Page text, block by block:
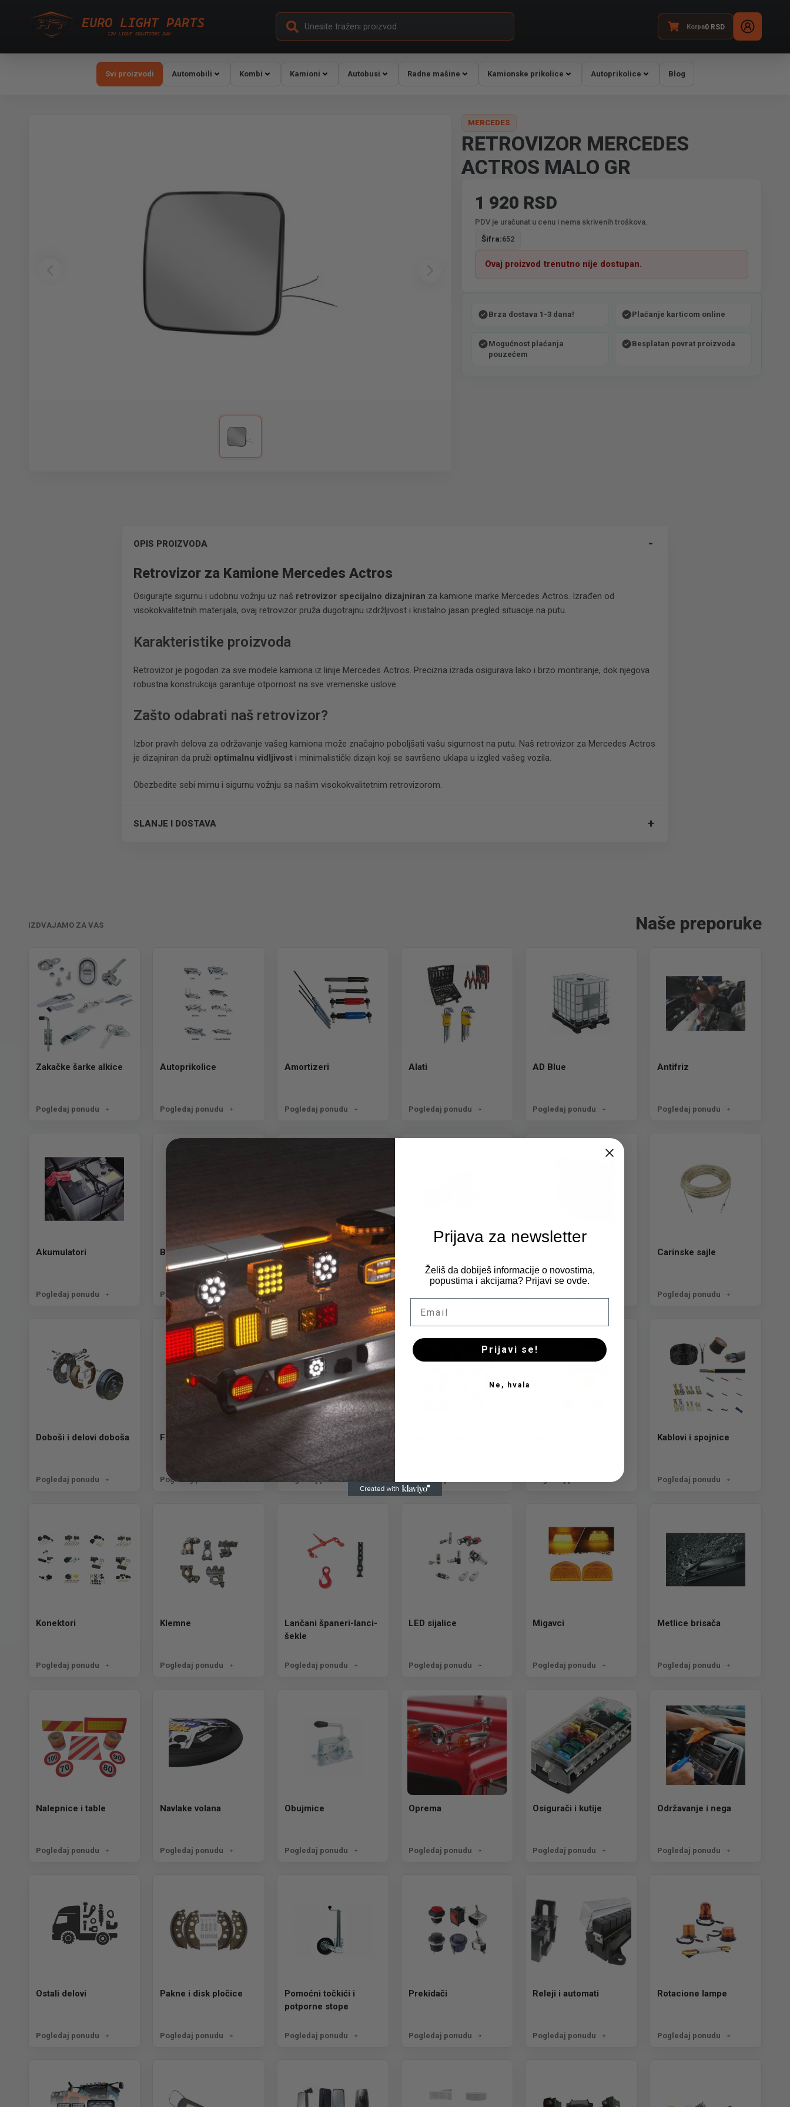
Korpa0RSD
Svi proizvodi Automobili Kombi Kamioni Autobusi Radne mašine Kamionske prikolice Autoprikolice Blog
MERCEDES
RETROVIZOR MERCEDES
ACTROS MALO GR
1 920 RSD
PDV je uračunat u cenu i nema skrivenih troškova.
Šifra:652
Ovaj proizvod trenutno nije dostupan.
Brza dostava 1-3 dana! Plaćanje karticom online
Mogućnost plaćanja
pouzećem
Besplatan povrat proizvoda
OPIS PROIZVODA
Retrovizor za Kamione Mercedes Actros
Osigurajte sigurnu i udobnu vožnju uz naš retrovizor specijalno dizajniran za kamione marke Mercedes Actros. Izrađen od
visokokvalitetnih materijala, ovaj retrovizor pruža dugotrajnu izdržljivost i kristalno jasan pregled situacije na putu.
Karakteristike proizvoda
Retrovizor je pogodan za sve modele kamiona iz linije Mercedes Actros. Precizna izrada osigurava lako i brzo montiranje, dok njegova
robustna konstrukcija garantuje otpornost na sve vremenske uslove.
Zašto odabrati naš retrovizor?
Izbor pravih delova za održavanje vašeg kamiona može značajno poboljšati vašu sigurnost na putu. Naš retrovizor za Mercedes Actros
je dizajniran da pruži optimalnu vidljivost i minimalistički dizajn koji se savršeno uklapa u izgled vašeg vozila.
Obezbedite sebi mirnu i sigurnu vožnju sa našim visokokvalitetnim retrovizorom.
-
SLANJE I DOSTAVA +
IZDVAJAMO ZA VAS Naše preporuke
Zakačke šarke alkice
Pogledaj ponudu
Autoprikolice
Pogledaj ponudu
Amortizeri
Pogledaj ponudu
Alati
Pogledaj ponudu
AD Blue
Pogledaj ponudu
Antifriz
Pogledaj ponudu
Akumulatori
Pogledaj ponudu
Blatobrani
Pogledaj ponudu
Bakarne podloške
Pogledaj ponudu
Carinske sajle
Pogledaj ponudu
Doboši i delovi doboša
Pogledaj ponudu
Felne i točkovi
Pogledaj ponudu
Farovi
Pogledaj ponudu
Kablovi i spojnice
Pogledaj ponudu
Konektori
Pogledaj ponudu
Klemne
Pogledaj ponudu
Lančani španeri-lanci-
šekle
Pogledaj ponudu
LED sijalice
Pogledaj ponudu
Migavci
Pogledaj ponudu
Metlice brisača
Pogledaj ponudu
Nalepnice i table
Pogledaj ponudu
Navlake volana
Pogledaj ponudu
Obujmice
Pogledaj ponudu
Oprema
Pogledaj ponudu
Osigurači i kutije
Pogledaj ponudu
Održavanje i nega
Pogledaj ponudu
Ostali delovi
Pogledaj ponudu
Pakne i disk pločice
Pogledaj ponudu
Pomoćni točkići i
potporne stope
Pogledaj ponudu
Prekidači
Pogledaj ponudu
Releji i automati
Pogledaj ponudu
Rotacione lampe
Pogledaj ponudu
Prijava za newsletter
Želiš da dobiješ informacije o novostima,
popustima i akcijama? Prijavi se ovde.
Prijavi se!
Ne, hvala